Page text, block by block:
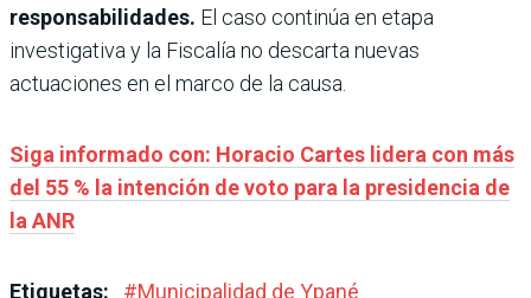
responsabilidades. El caso continúa en etapa
investigativa y la Fiscalía no descarta nuevas
actuaciones en el marco de la causa.
Siga informado con: Horacio Cartes lidera con más
del 55 % la intención de voto para la presidencia de
la ANR
Etiquetas: #Municipalidad de Ypané